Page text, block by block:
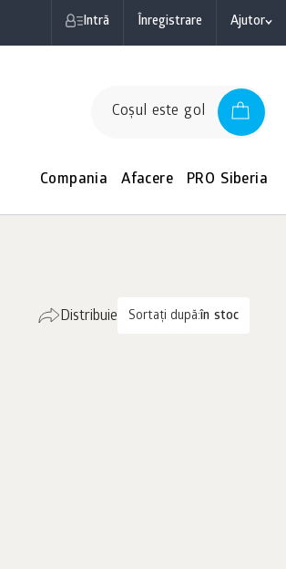
Intră Înregistrare Ajutor
Coşul este gol
Compania Afacere PRO Siberia
Sortați după:în stoc
Distribuie